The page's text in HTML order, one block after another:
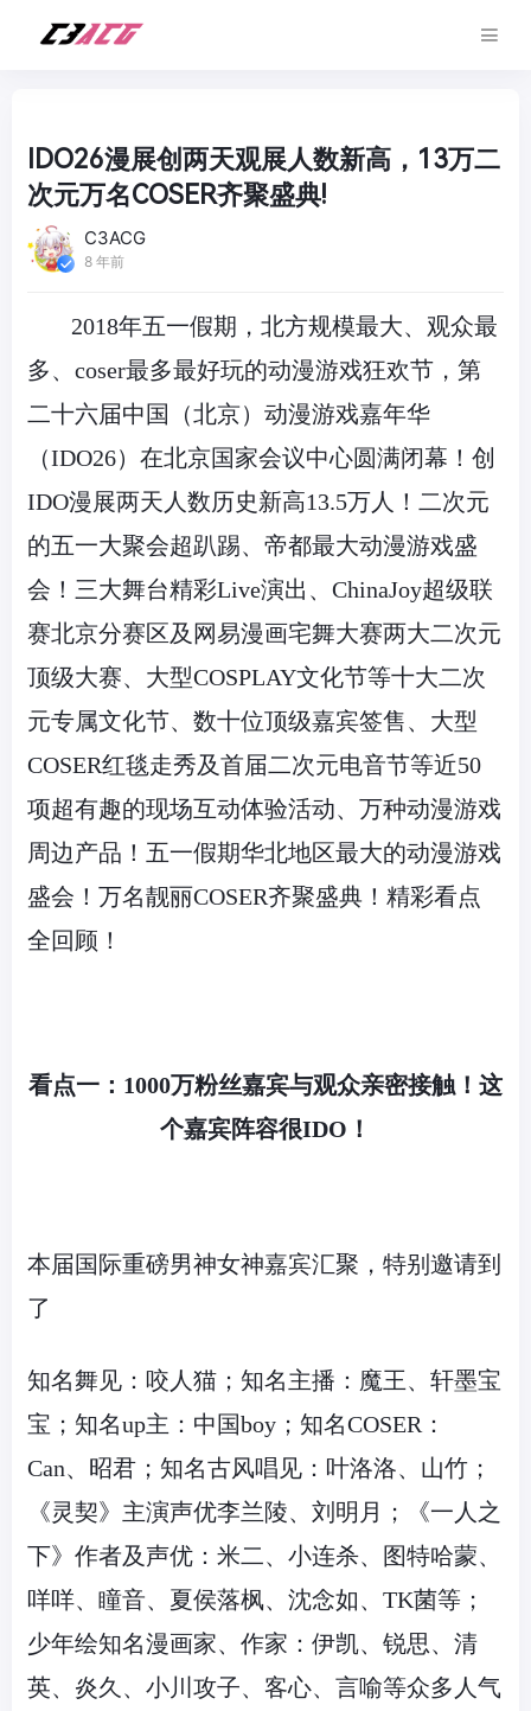
IDO26漫展创两天观展人数新高，13万二
次元万名COSER齐聚盛典!
C3ACG
8 年前
2018年五一假期，北方规模最大、观众最
多、coser最多最好玩的动漫游戏狂欢节，第
二十六届中国（北京）动漫游戏嘉年华
（IDO26）在北京国家会议中心圆满闭幕！创
IDO漫展两天人数历史新高13.5万人！二次元
的五一大聚会超趴踢、帝都最大动漫游戏盛
会！三大舞台精彩Live演出、ChinaJoy超级联
赛北京分赛区及网易漫画宅舞大赛两大二次元
顶级大赛、大型COSPLAY文化节等十大二次
元专属文化节、数十位顶级嘉宾签售、大型
COSER红毯走秀及首届二次元电音节等近50
项超有趣的现场互动体验活动、万种动漫游戏
周边产品！五一假期华北地区最大的动漫游戏
盛会！万名靓丽COSER齐聚盛典！精彩看点
全回顾！
看点一： 1000万粉丝嘉宾与观众亲密接触！ 这
个嘉宾阵容很IDO ！
本届国际重磅男神女神嘉宾汇聚，特别邀请到
了
知名舞见：咬人猫；知名主播：魔王、轩墨宝
宝；知名up主：中国boy；知名COSER：
Can、昭君；知名古风唱见：叶洛洛、山竹；
《灵契》主演声优李兰陵、刘明月；《一人之
下》作者及声优：米二、小连杀、图特哈蒙、
咩咩、瞳音、夏侯落枫、沈念如、TK菌等；
少年绘知名漫画家、作家：伊凯、锐思、清
英、炎久、小川攻子、客心、言喻等众多人气